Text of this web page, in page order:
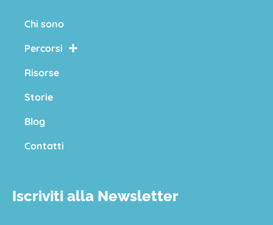
Chi sono
Percorsi
Risorse
Storie
Blog
Contatti
Iscriviti alla Newsletter